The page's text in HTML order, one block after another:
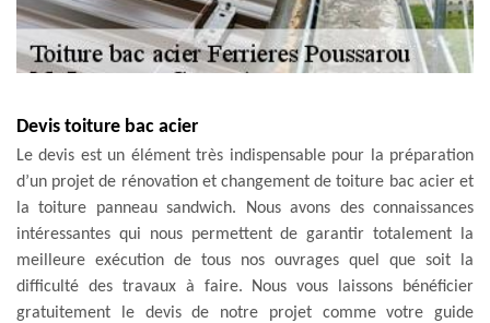
Devis toiture bac acier
Le devis est un élément très indispensable pour la préparation
d’un projet de rénovation et changement de toiture bac acier et
la toiture panneau sandwich. Nous avons des connaissances
intéressantes qui nous permettent de garantir totalement la
meilleure exécution de tous nos ouvrages quel que soit la
difficulté des travaux à faire. Nous vous laissons bénéficier
gratuitement le devis de notre projet comme votre guide